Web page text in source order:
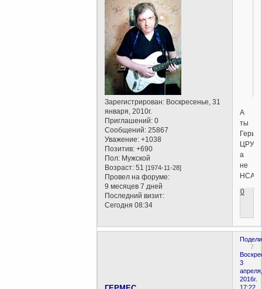
Зарегистрирован: Воскресенье, 31
января, 2010г.
Приглашений: 0
Сообщений: 25867
Уважение: +1038
Позитив: +690
Пол: Мужской
Возраст: 51[1974-11-28]
Провел на форуме:
9 месяцев 7 дней
Последний визит:
Сегодня 08:34
А
ты
Герыч
а
не
0
7
3
апреля,
2016г.
17:22